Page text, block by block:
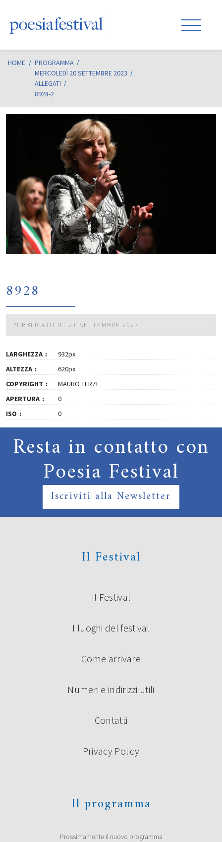
HOME / PROGRAMMA
MERCOLEDÌ 20 SETTEMBRE 2023
ALLEGATI
8928-2
8928
PUBBLICATO IL: 21 SETTEMBRE 2023
LARGHEZZA
932px
ALTEZZA
620px
COPYRIGHT
MAURO TERZI
APERTURA
0
ISO
0
Resta in contatto con
Poesia Festival
Iscriviti alla Newsletter
Il Festival
Il Festival
I luoghi del festival
Come arrivare
Numeri e indirizzi utili
Contatti
Privacy Policy
Il programma
Prossimamente il nuovo programma